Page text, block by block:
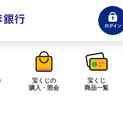
ダイレクトログイン
宝くじの
購入・照会
宝くじ
商品一覧